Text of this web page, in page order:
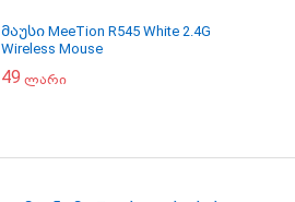
მაუსი MeeTion R545 White 2.4G
Wireless Mouse
49 ლარი